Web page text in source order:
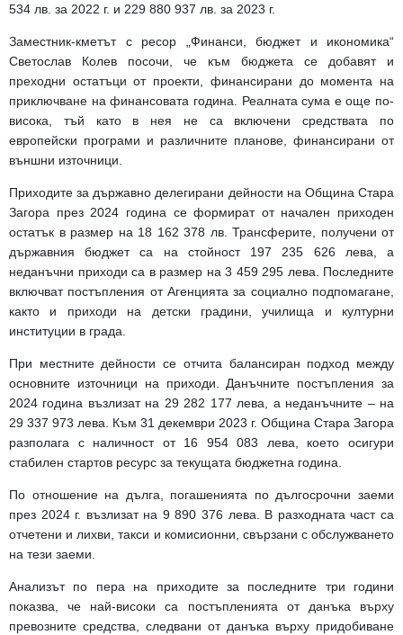
534 лв. за 2022 г. и 229 880 937 лв. за 2023 г.
Заместник-кметът с ресор „Финанси, бюджет и икономика“
Светослав Колев посочи, че към бюджета се добавят и
преходни остатъци от проекти, финансирани до момента на
приключване на финансовата година. Реалната сума е още по-
висока, тъй като в нея не са включени средствата по
европейски програми и различните планове, финансирани от
външни източници.
Приходите за държавно делегирани дейности на Община Стара
Загора през 2024 година се формират от начален приходен
остатък в размер на 18 162 378 лв. Трансферите, получени от
държавния бюджет са на стойност 197 235 626 лева, а
неданъчни приходи са в размер на 3 459 295 лева. Последните
включват постъпления от Агенцията за социално подпомагане,
както и приходи на детски градини, училища и културни
институции в града.
При местните дейности се отчита балансиран подход между
основните източници на приходи. Данъчните постъпления за
2024 година възлизат на 29 282 177 лева, а неданъчните – на
29 337 973 лева. Към 31 декември 2023 г. Община Стара Загора
разполага с наличност от 16 954 083 лева, което осигури
стабилен стартов ресурс за текущата бюджетна година.
По отношение на дълга, погашенията по дългосрочни заеми
през 2024 г. възлизат на 9 890 376 лева. В разходната част са
отчетени и лихви, такси и комисионни, свързани с обслужването
на тези заеми.
Анализът по пера на приходите за последните три години
показва, че най-високи са постъпленията от данъка върху
превозните средства, следвани от данъка върху придобиване